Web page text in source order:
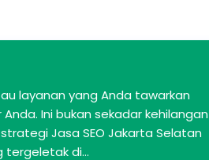
layanan yang Anda tawarkan
Ini bukan sekadar kehilangan
Jasa SEO Jakarta Selatan
tergeletak di…